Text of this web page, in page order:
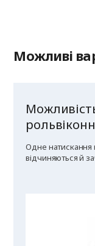
Можливі
Одне натискання
відчиняються й